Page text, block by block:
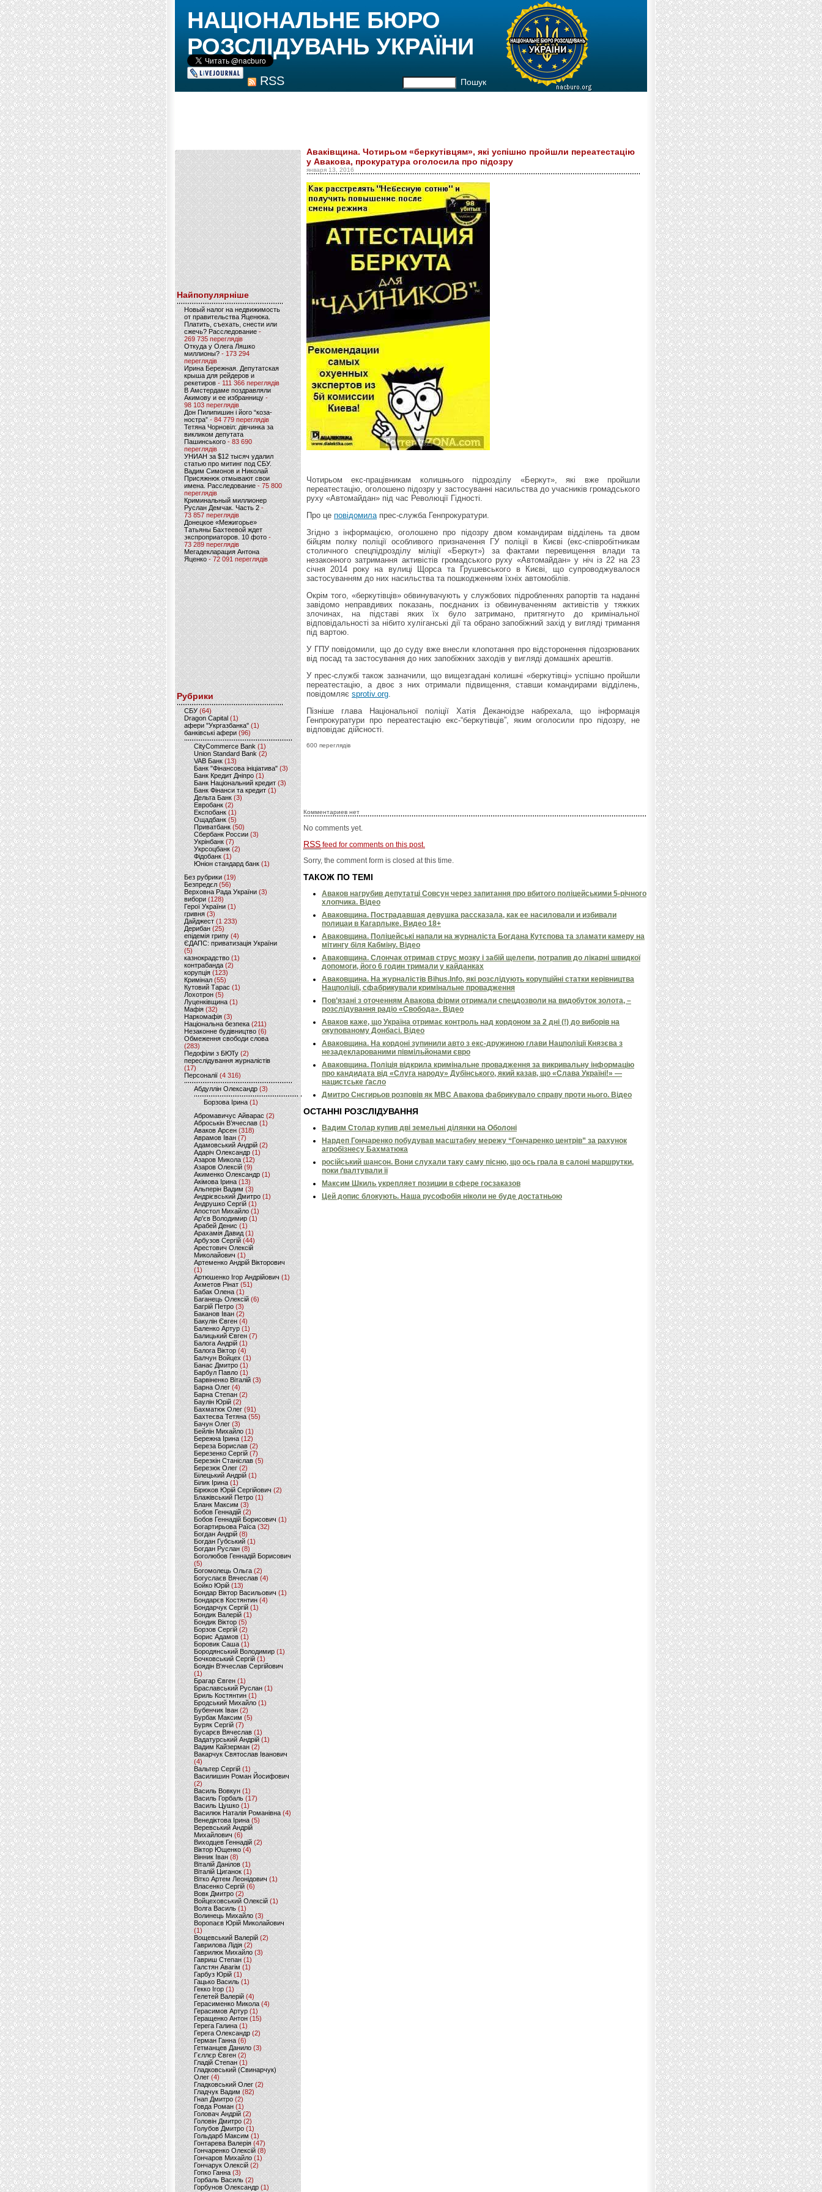
RSS Пошук
НАЦІОНАЛЬНЕ БЮРО
РОЗСЛІДУВАНЬ УКРАЇНИ
Найпопулярніше
Новый налог на недвижимость
от правительства Яценюка.
Платить, съехать, снести или
сжечь? Расследование-
269 735 переглядів
Откуда у Олега Ляшко
миллионы? - 173 294
переглядів
Ирина Бережная. Депутатская
крыша для рейдеров и
рекетиров - 111 366 переглядів
В Амстердаме поздравляли
Акимову и ее избранницу -
98 103 переглядів
Дон Пилипишин і його “коза-
ностра” - 84 779 переглядів
Тетяна Чорновіл: дівчинка за
викликом депутата
Пашинського- 83 690
переглядів
УНИАН за $12 тысяч удалил
статью про митинг под СБУ.
Вадим Симонов и Николай
Присяжнюк отмывают свои
имена. Расследование - 75 800
переглядів
Криминальный миллионер
Руслан Демчак. Часть 2-
73 857 переглядів
Донецкое «Межигорье»
Татьяны Бахтеевой ждет
экспроприаторов. 10 фото -
73 289 переглядів
Мегадекларация Антона
Яценко - 72 091 переглядів
Рубрики
CБУ (64)
Dragon Capital (1)
афери "Укргазбанка" (1)
банківські афери (96)
CityCommerce Bank (1)
Union Standard Bank (2)
VAB Банк (13)
Банк "Фінансова ініціатива" (3)
Банк Кредит Дніпро (1)
Банк Національний кредит (3)
Банк Фінанси та кредит (1)
Дельта Банк (3)
Евробанк(2)
Експобанк (1)
Ощадбанк(5)
Приватбанк (50)
Сбербанк России (3)
Укрінбанк(7)
Укрсоцбанк (2)
Фідобанк (1)
Юніон стандард банк(1)
Без рубрики (19)
Безпредєл(56)
Верховна Рада України (3)
вибори(128)
Герої України(1)
гривня (3)
Дайджест (1 233)
Дерибан (25)
епідемія грипу (4)
ЄДАПС: приватизація України
(5)
казнокрадство (1)
контрабанда (2)
корупція (123)
Кримінал (55)
Кутовий Тарас (1)
Лохотрон(5)
Луценківщина (1)
Мафія (32)
Наркомафія (3)
Національна безпека (211)
Незаконне будівництво(6)
Обмеження свободи слова
(283)
Педофіли з БЮТу (2)
переслідування журналістів
(17)
Персоналії (4 316)
Абдуллін Олександр (3)
Борзова Ірина(1)
Абромавичус Айварас (2)
Аброськін В’ячеслав(1)
Аваков Арсен (318)
Аврамов Іван (7)
Адамовський Андрій(2)
Адаріч Олександр (1)
Азаров Микола (12)
Азаров Олексій (9)
Акименко Олександр(1)
Акімова Ірина(13)
Альперін Вадим (3)
Андрієвський Дмитро(1)
Андрушко Сергій(1)
Апостол Михайло(1)
Ар'єв Володимир (1)
Арабей Денис(1)
Арахамія Давид (1)
Арбузов Сергій (44)
Арестович Олексій
Миколайович(1)
Артеменко Андрій Вікторович
(1)
Артюшенко Ігор Андрійович(1)
Ахметов Рінат(51)
Бабак Олена(1)
Баганець Олексій(6)
Багрій Петро (3)
Баканов Іван(2)
Бакулін Євген (4)
Баленко Артур(1)
Балицький Євген(7)
Балога Андрій (1)
Балога Віктор (4)
Балчун Войцех (1)
Банас Дмитро (1)
Барбул Павло(1)
Барвіненко Віталій(3)
Барна Олег (4)
Барна Степан (2)
Баулін Юрій (2)
Бахматюк Олег (91)
Бахтеєва Тетяна(55)
Бачун Олег (3)
Бейлін Михайло (1)
Бережна Ірина(12)
Береза Борислав(2)
Березенко Сергій (7)
Березкін Станіслав (5)
Березюк Олег(2)
Білецький Андрій (1)
Білик Ірина (1)
Бірюков Юрій Сергійович (2)
Блажівський Петро (1)
Бланк Максим(3)
Бобов Геннадій (2)
Бобов Геннадій Борисович (1)
Богартирьова Раїса (32)
Богдан Андрій(8)
Богдан Губський (1)
Богдан Руслан(8)
Боголюбов Геннадій Борисович
(5)
Богомолець Ольга (2)
Богуслаєв Вячеслав (4)
Бойко Юрій (13)
Бондар Віктор Васильович (1)
Бондарєв Костянтин (4)
Бондарчук Сергій(1)
Бондик Валерій (1)
Бондик Віктор(5)
Борзов Сергiй (2)
Борис Адамов(1)
Боровик Саша (1)
Бородянський Володимир (1)
Бочковський Сергій (1)
Боядін В'ячеслав Сергійович
(1)
Брагар Євген (1)
Браславський Руслан (1)
Бриль Костянтин (1)
Бродський Михайло (1)
Бубенчик Іван(2)
Бурбак Максим (5)
Буряк Сергій (7)
Бусарєв Вячеслав (1)
Вадатурський Андрій (1)
Вадим Кайзерман (2)
Вакарчук Святослав Іванович
(4)
Вальтер Сергій (1)
Василишин Роман Йосифович
(2)
Василь Вовкун (1)
Василь Горбаль (17)
Василь Цушко (1)
Василюк Наталія Романівна (4)
Венедіктова Ірина(5)
Веревський Андрій
Михайлович (6)
Виходцев Геннадій (2)
Віктор Ющенко (4)
Вінник Іван (8)
Віталій Данілов (1)
Віталій Циганок (1)
Вітко Артем Леонідович(1)
Власенко Сергій (6)
Вовк Дмитро(2)
Войцеховський Олексій(1)
Волга Василь (1)
Волинець Михайло (3)
Воропаєв Юрій Миколайович
(1)
Вощевський Валерій(2)
Гаврилова Лідія (2)
Гаврилюк Михайло (3)
Гавриш Степан (1)
Галстян Авагім (1)
Гарбуз Юрій (1)
Гацько Василь (1)
Гекко Ігор(1)
Гелетей Валерій (4)
Герасименко Микола (4)
Герасимов Артур (1)
Геращенко Антон(15)
Герега Галина (1)
Герега Олександр (2)
Герман Ганна (6)
Гетманцев Данило (3)
Гєллєр Євген (2)
Гладій Степан(1)
Гладковський (Свинарчук)
Олег (4)
Гладковський Олег (2)
Гладчук Вадим (82)
Гнап Дмитро (2)
Говда Роман(1)
Головач Андрій (2)
Головін Дмитро (2)
Голубов Дмитро (1)
Гольдарб Максим(1)
Гонтарева Валерія (47)
Гончаренко Олексій(8)
Гончаров Михайло (1)
Гончарук Олексій (2)
Гопко Ганна (3)
Горбаль Василь (2)
Горбунов Олександр (1)
Аваківщина. Чотирьом «беркутівцям», які успішно пройшли переатестацію
у Авакова, прокуратура оголосила про підозру
января 13, 2016
Чотирьом екс-працівникам колишнього підрозділу «Беркут», які вже пройшли
переатестацію, оголошено підозру у застосуванні насильства до учасників громадського
руху «Автомайдан» під час Революції Гідності.
Про це повідомилапрес-служба Генпрокуратури.
Згідно з інформацією, оголошено про підозру двом командирам відділень та двом
бійцям полку поліції особливого призначення ГУ поліції в Києві (екс-співробітникам
столичного спецпідрозділу міліції «Беркут») за фактами перевищення влади та
незаконного затримання активістів громадського руху «Автомайдан» у ніч із 22 на 23
січня 2014 року на вулиці Щорса та Грушевського в Києві, що супроводжувалося
застосуванням до них насильства та пошкодженням їхніх автомобілів.
Окрім того, «беркутівців» обвинувачують у службових підробленнях рапортів та наданні
завідомо неправдивих показань, поєднаних із обвинуваченням активістів у тяжких
злочинах, на підставі яких їх було затримано, притягнуто до кримінальної
відповідальності за нібито хуліганські дії та обрано запобіжний захід у вигляді тримання
під вартою.
У ГПУ повідомили, що до суду вже внесли клопотання про відсторонення підозрюваних
від посад та застосування до них запобіжних заходів у вигляді домашніх арештів.
У прес-службі також зазначили, що вищезгадані колишні «беркутівці» успішно пройшли
переатестацію, а двоє з них отримали підвищення, ставши командирами відділень,
повідомляє sprotiv.org.
Пізніше глава Національної поліції Хатія Деканоідзе набрехала, що інформація
Генпрокуратури про переатестацію екс-“беркутівців”, яким оголосили про підозру, не
відповідає дійсності.
600 переглядів
Комментариев нет
No comments yet.
RSS feed for comments on this post.
Sorry, the comment form is closed at this time.
ТАКОЖ ПО ТЕМІ
Аваков нагрубив депутатці Совсун через запитання про вбитого поліцейськими 5-річного
хлопчика. Відео
Аваковщина. Пострадавшая девушка рассказала, как ее насиловали и избивали
полицаи в Кагарлыке. Видео 18+
Аваковщина. Поліцейські напали на журналіста Богдана Кутєпова та зламати камеру на
мітингу біля Кабміну. Відео
Аваковщина. Слончак отримав струс мозку і забій щелепи, потрапив до лікарні швидкої
допомоги, його 6 годин тримали у кайданках
Аваковщина. На журналістів Bihus.Info, які розслідують корупційні статки керівництва
Нацполіції, сфабрикували кримінальне провадження
Пов’язані з оточенням Авакова фірми отримали спецдозволи на видобуток золота, –
розслідування радіо «Свобода». Відео
Аваков каже, що Україна отримає контроль над кордоном за 2 дні (!) до виборів на
окупованому Донбасі. Відео
Аваковщина. На кордоні зупинили авто з екс-дружиною глави Нацполіції Князєва з
незадекларованими півмільйонами євро
Аваковщина. Поліція відкрила кримінальне провадження за викривальну інформацію
про кандидата від «Слуга народу» Дубінського, який казав, що «Слава Україні!» —
нацистське ґасло
Дмитро Снєгирьов розповів як МВС Авакова фабрикувало справу проти нього. Відео
ОСТАННІ РОЗСЛІДУВАННЯ
Вадим Столар купив дві земельні ділянки на Оболоні
Нардеп Гончаренко побудував масштабну мережу “Гончаренко центрів” за рахунок
агробізнесу Бахматюка
російський шансон. Вони слухали таку саму пісню, що ось грала в салоні маршрутки,
поки ґвалтували її
Максим Шкиль укрепляет позиции в сфере госзаказов
Цей допис блокують. Наша русофобія ніколи не буде достатньою